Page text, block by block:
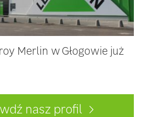
nasz profil
Merlin w Głogowie już